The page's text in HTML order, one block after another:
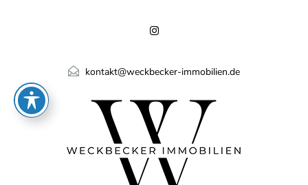
kontakt@weckbecker-immobilien.de